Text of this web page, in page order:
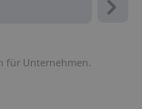
für Unternehmen.